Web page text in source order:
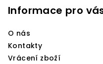
Informace pro
O nás
Kontakty
Vrácení zboží